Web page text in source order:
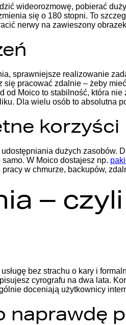
wideorozmowę, pobierać
się o 180 stopni. To
nerwy na zawieszony
sprawniejsze realizowanie
pracować zdalnie – żeby
od Moico to stabilność, która
Dla wielu osób to absolutna
korzyści
dużych zasobów.
W Moico dostajesz np.
w chmurze, backupów,
–
bez strachu o kary i
cyrografu na dwa lata.
doceniają użytkownicy
naprawdę